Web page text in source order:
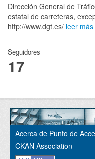
Dirección General de
estatal de carreteras,
http://www.dgt.es/ leer más
Seguidores
17
Acerca de Punto de
CKAN Association